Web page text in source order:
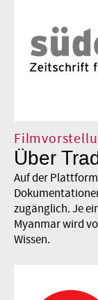
Über
Auf der
zugänglich. Je
Myanmar wird
Wissen.